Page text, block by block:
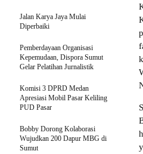
Jalan Karya Jaya Mulai
Diperbaiki
Pemberdayaan Organisasi
Kepemudaan, Dispora Sumut
Gelar Pelatihan Jurnalistik
Komisi 3 DPRD Medan
Apresiasi Mobil Pasar Keliling
PUD Pasar
Bobby Dorong Kolaborasi
Wujudkan 200 Dapur MBG di
Sumut